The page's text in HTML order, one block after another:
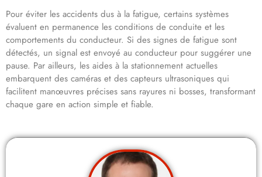
Pour éviter les accidents dus à la fatigue, certains systèmes
évaluent en permanence les conditions de conduite et les
comportements du conducteur. Si des signes de fatigue sont
détectés, un signal est envoyé au conducteur pour suggérer une
pause. Par ailleurs, les aides à la stationnement actuelles
embarquent des caméras et des capteurs ultrasoniques qui
facilitent manœuvres précises sans rayures ni bosses, transformant
chaque gare en action simple et fiable.